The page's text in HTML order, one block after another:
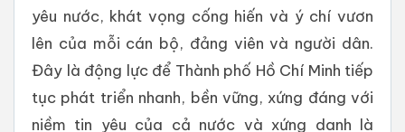
yêu nước, khát vọng cống hiến và ý chí vươn
lên của mỗi cán bộ, đảng viên và người dân.
Đây là động lực để Thành phố Hồ Chí Minh tiếp
tục phát triển nhanh, bền vững, xứng đáng với
niềm tin yêu của cả nước và xứng danh là